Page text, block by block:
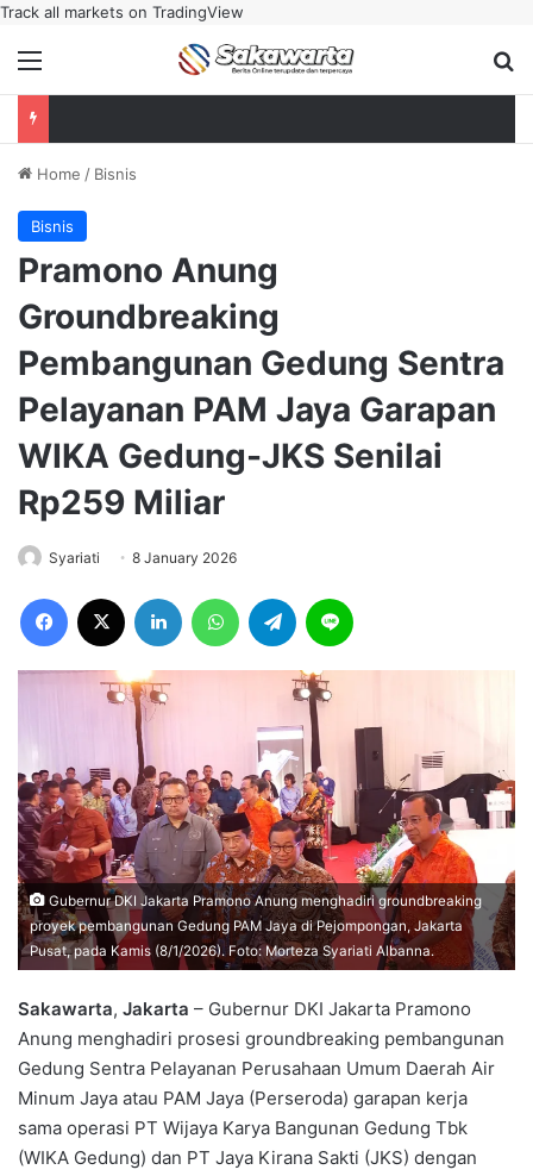
Track all markets on TradingView
Menu
Home / Bisnis
Bisnis
Pramono Anung
Groundbreaking
Pembangunan Gedung Sentra
Pelayanan PAM Jaya Garapan
WIKA Gedung-JKS Senilai
Rp259 Miliar
Syariati 8 January 2026
Facebook LinkedIn WhatsAppTelegram
Gubernur DKI Jakarta Pramono Anung menghadiri groundbreaking
proyek pembangunan Gedung PAM Jaya di Pejompongan, Jakarta
Pusat, pada Kamis (8/1/2026). Foto: Morteza Syariati Albanna.
Sakawarta, Jakarta – Gubernur DKI Jakarta Pramono
Anung menghadiri prosesi groundbreaking pembangunan
Gedung Sentra Pelayanan Perusahaan Umum Daerah Air
Minum Jaya atau PAM Jaya (Perseroda) garapan kerja
sama operasi PT Wijaya Karya Bangunan Gedung Tbk
(WIKA Gedung) dan PT Jaya Kirana Sakti (JKS) dengan